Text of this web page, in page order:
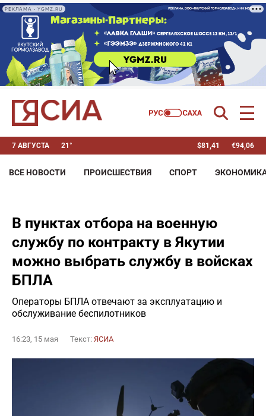
РЕКЛАМА • YGMZ.RU
7 АВГУСТА 21° $81,41 €94,06
ВСЕ НОВОСТИ ПРОИСШЕСТВИЯ СПОРТ
В пунктах отбора на военную
службу по контракту в Якутии
можно выбрать службу в войсках
БПЛА
Операторы БПЛА отвечают за эксплуатацию и
обслуживание беспилотников
16:23, 15 мая Текст: ЯСИА